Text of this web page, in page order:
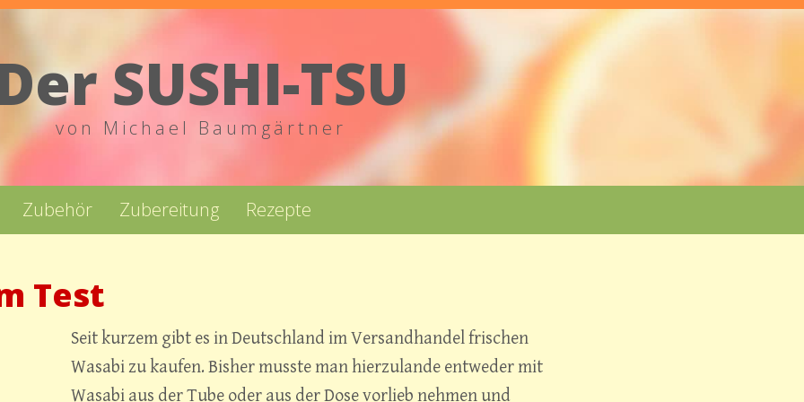
SUSHI-TSU
von Michael Baumgärtner
Zubehör Zubereitung Rezepte
Test
Seit kurzem gibt es in Deutschland im Versandhandel frischen
Wasabi zu kaufen. Bisher musste man hierzulande entweder mit
Wasabi aus der Tube oder aus der Dose vorlieb nehmen und